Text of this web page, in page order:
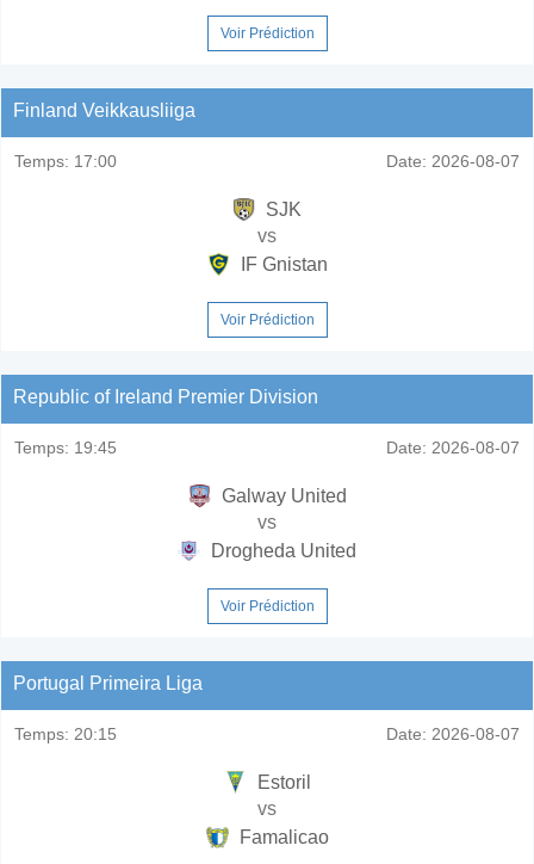
Voir Prédiction
Finland Veikkausliiga
Temps: 17:00 Date: 2026-08-07
SJK
vs
IF Gnistan
Voir Prédiction
Republic of Ireland Premier Division
Temps: 19:45 Date: 2026-08-07
Galway United
vs
Drogheda United
Voir Prédiction
Portugal Primeira Liga
Temps: 20:15 Date: 2026-08-07
Estoril
vs
Famalicao